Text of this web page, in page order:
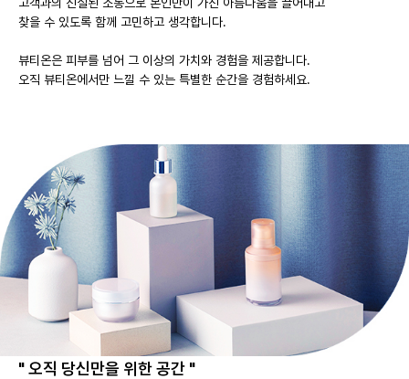
고객과의 진실된 소통으로 본인만이 가진 아름다움을 끌어내고
찾을 수 있도록 함께 고민하고 생각합니다.
뷰티온은 피부를 넘어 그 이상의 가치와 경험을 제공합니다.
오직 뷰티온에서만 느낄 수 있는 특별한 순간을 경험하세요.
" 오직 당신만을 위한 공간 "